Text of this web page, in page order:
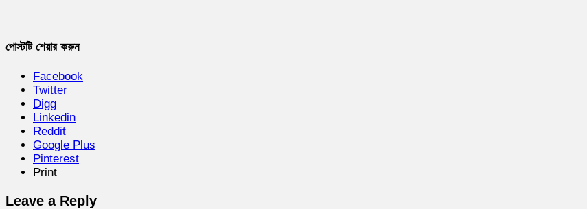
পোস্টটি শেয়ার করুন
Facebook
Twitter
Digg
Linkedin
Reddit
Google Plus
Pinterest
Print
Leave a Reply